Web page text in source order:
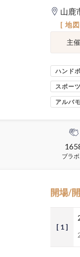
山鹿
[ 地
主
ハンド
スポー
アルバ
ブラ
開場/
[ 1 ]